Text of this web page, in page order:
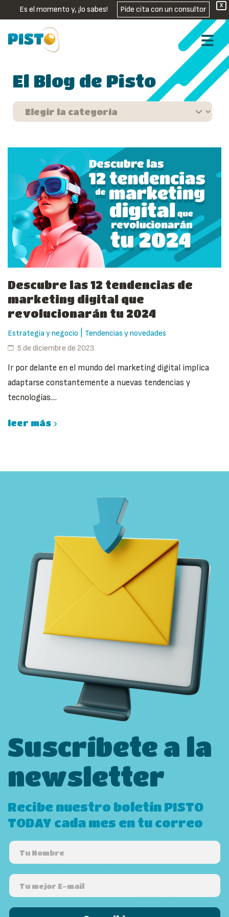
X
Es el momento y, ¡lo sabes! Pide cita con un consultor
El Blog de Pisto
Descubre las 12 tendencias de
marketing digital que
revolucionarán tu 2024
Estrategia y negocio
Tendencias y novedades
5 de diciembre de 2023
Ir por delante en el mundo del marketing digital implica
adaptarse constantemente a nuevas tendencias y
tecnologías....
leer más
Suscríbete a la
newsletter
Recibe nuestro boletín PISTO
TODAY cada mes en tu correo